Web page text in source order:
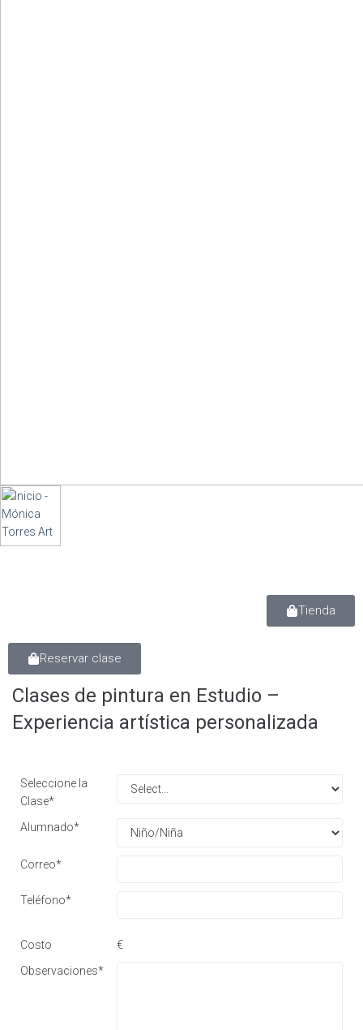
Tienda
Reservar clase
Clases de pintura en Estudio –
Experiencia artística personalizada
Seleccione la
Clase*
Alumnado*
Correo*
Teléfono*
Costo
€
Observaciones*